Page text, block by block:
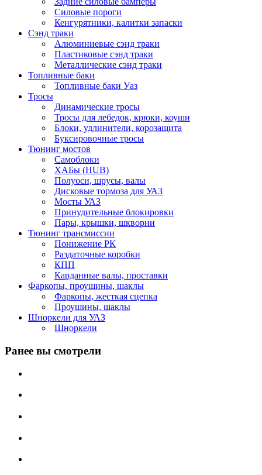
Силовые пороги
Кенгурятники, калитки запаски
Сэнд траки
Алюминиевые сэнд траки
Пластиковые сэнд траки
Металлические сэнд траки
Топливные баки
Топливные баки Уаз
Тросы
Динамические тросы
Тросы для лебедок, крюки, коуши
Блоки, удлинители, корозащита
Буксировочные тросы
Тюнинг мостов
Самоблоки
ХАБы (HUB)
Полуоси, шрусы, валы
Дисковые тормоза для УАЗ
Мосты УАЗ
Принудительные блокировки
Пары, крышки, шкворни
Тюнинг трансмиссии
Понижение РК
Раздаточные коробки
КПП
Карданные валы, проставки
Фаркопы, проушины, шаклы
Фаркопы, жесткая сцепка
Проушины, шаклы
Шноркели для УАЗ
Шноркели
Ранее вы смотрели